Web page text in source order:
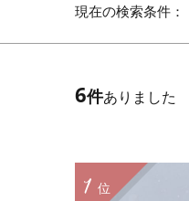
現在の検索条件：
6件ありました
位
1